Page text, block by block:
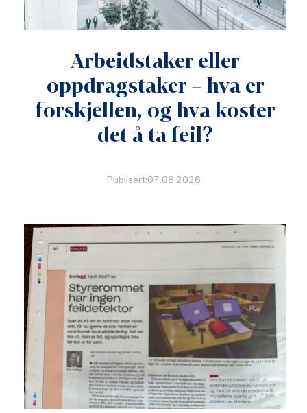
Arbeidstaker eller
oppdragstaker – hva er
forskjellen, og hva koster
det å ta feil?
Publisert:07.08.2026